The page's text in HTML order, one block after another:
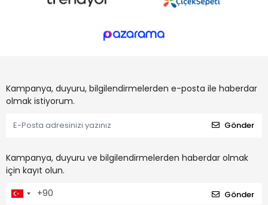
Kampanya, duyuru, bilgilendirmelerden e-posta ile haberdar
olmak istiyorum.
Gönder
Kampanya, duyuru ve bilgilendirmelerden haberdar olmak
için kayıt olun.
Gönder